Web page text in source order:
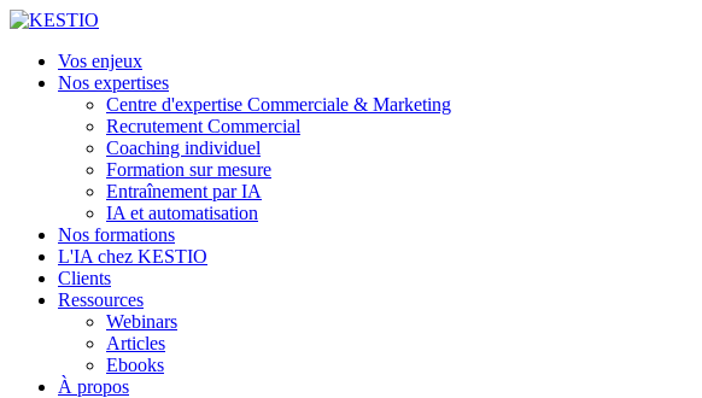
Vos enjeux
Nos expertises
Centre d'expertise Commerciale & Marketing
Recrutement Commercial
Coaching individuel
Formation sur mesure
Entraînement par IA
IA et automatisation
Nos formations
L'IA chez KESTIO
Clients
Ressources
Webinars
Articles
Ebooks
À propos